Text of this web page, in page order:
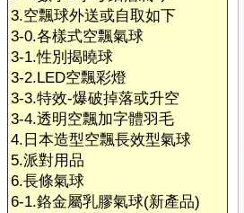
3.空飄球外送或自取如下
3-0.各樣式空飄氣球
3-1.性別揭曉球
3-2.LED空飄彩燈
3-3.特效-爆破掉落或升空
3-4.透明空飄加字體羽毛
4.日本造型空飄長效型氣球
5.派對用品
6.長條氣球
6-1.鉻金屬乳膠氣球(新產品)